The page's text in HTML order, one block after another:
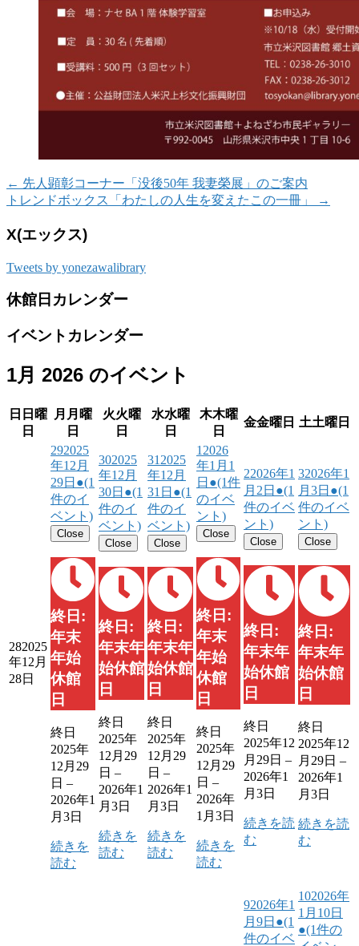
← 先人顕彰コーナー「没後50年 我妻榮展」のご案内
トレンドボックス「わたしの人生を変えたこの一冊」
→
X(エックス)
Tweets by yonezawalibrary
休館日カレンダー
イベントカレンダー
1月 2026 のイベント
日 日曜
日
月 月曜
日
火火曜
日
水水曜
日
木木曜
日
金金曜日 土土曜日
282025
年12月
28日
292025
年12月
29日 ●(1
件のイ
ベント)
Close
終日:
年末
年始
休館
日
終日
2025年
12月29
日 –
2026年1
月3日
続きを
読む
302025
年12月
30日 ●(1
件のイ
ベント)
Close
終日:
年末年
始休館
日
終日
2025年
12月29
日 –
2026年1
月3日
続きを
読む
31 2025
年12月
31日 ●(1
件のイ
ベント)
Close
終日:
年末年
始休館
日
終日
2025年
12月29
日 –
2026年1
月3日
続きを
読む
1 2026
年1月1
日 ●(1件
のイベ
ント)
Close
終日:
年末
年始
休館
日
終日
2025年
12月29
日 –
2026年
1月3日
続きを
読む
22026年1
月2日 ●(1
件のイベ
ント)
Close
終日:
年末年
始休館
日
終日
2025年12
月29日 –
2026年1
月3日
続きを読
む
32026年1
月3日 ●(1
件のイベ
ント)
Close
終日:
年末年
始休館
日
終日
2025年12
月29日 –
2026年1
月3日
続きを読
む
92026年1
月9日 ●(1
件のイベ
102026年
1月10日
●(1件の